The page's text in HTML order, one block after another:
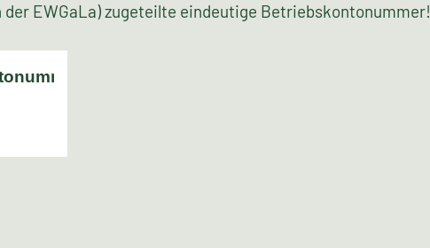
EWGaLa) zugeteilte eindeutige Betriebskontonummer!